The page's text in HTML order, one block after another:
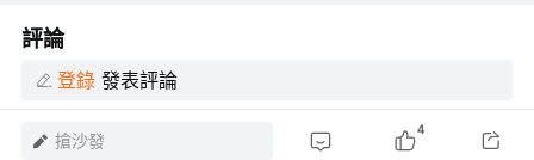
評論
登錄 發表評論
搶沙發 4